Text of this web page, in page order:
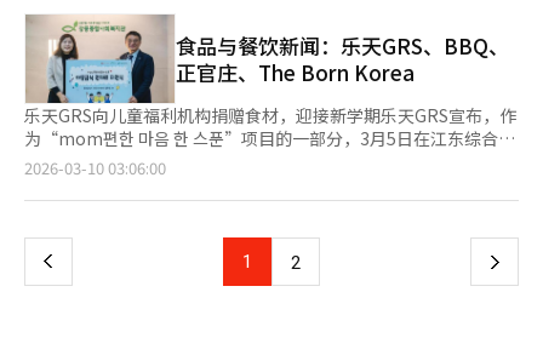
服过去言论引发的争议，为K文化的未来展示实质性成果，文化界
和政界的目光正聚焦于他。
这一战略的一部分。”校村F&B向嘉泉大学捐赠奖学金，支持未来
人才培养校村F&B于11日在京畿道城南市嘉泉大学全球校区举行了
奖学金颁发仪式。此次活动是企业社会责任的一部分，校村F&B向
嘉泉大学捐赠了1500万韩元，其中1000万韩元以奖学金形式颁发
给选定的学生。现场出席者包括校村F&B沟通本部长林亨旭和嘉泉
大学副校长崔美里等。校村F&B还提供了价值500万韩元的产品兑
换券300张，分发给大学内的不同群体。校村F&B表示：“希望通
过此次活动向努力追梦的学生传递支持的心意，未来将继续关注和
支持未来人才的培养。”此外，校村F&B还开展了面向全国儿童
动。第一制面所推出传统酒‘Maruna药酒’及春季菜单‘春冬拌
饭’CJ食品旗下的第一制面所推出了传统酒‘Maruna药酒’和春
季菜单‘春冬拌饭’，并宣布将进行韩食与传统酒的搭配促销活
28个机构合作，设立了大型韩国旅游宣传馆。宣传馆吸引了约
5000名观众，提供了如瞻星台木模型组装等地区旅游内容体验和K
文化问答活动。此外，还邀请了25家德国知名媒体和旅行社到柏林
韩国文化院，举办韩国旅游说明会和韩食体验活动。韩国旅游局将
德国视为商务需求增长的战略市场。据统计，访韩的德国游客中约
48%会访问地方，27%为商务游客，消费能力强。为此，韩国旅
游局与德国当地投资机构FRM、医疗健康用品分销公司Insenio、
德威航空签署了“促进访韩商务旅游多边合作协议”，以加强高附
加值访韩需求的合作。韩国旅游局法兰克福分局局长金中泽表
将努力使德国对韩国的兴趣转化为实际的访韩及地方旅游活
力。”※ 本报道经人工智能（AI）系统翻译与编辑。
食品与餐饮新闻：乐天GRS、BBQ、
正官庄、The Born Korea
乐天GRS向儿童福利机构捐赠食材，迎接新学期乐天GRS宣布，作
为“mom편한 마음 한 스푼”项目的一部分，3月5日在江东综合社
会福利馆与国际救援发展NGO“希望之友饥饿对策”共同举行了食
的8000袋肉丸，这些食材将用于江东区内儿童、老人和残疾人相
动，曾向首尔阿山食品银行和7个社会福利机构捐赠了价值约1亿韩
元的3000箱食材，并为首都圈的单亲家庭和弱势儿童提供了春节
2026-03-10 03:06:00
上
页
1 2 下